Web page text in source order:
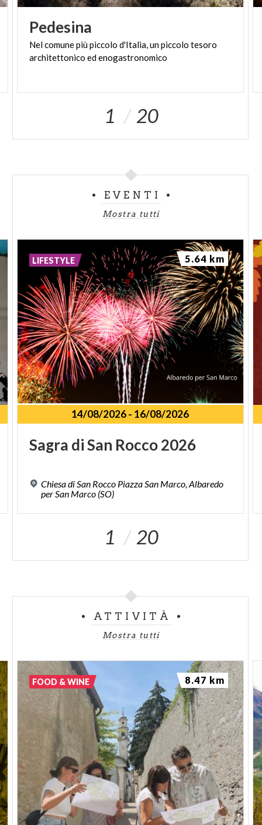
Pedesina
Nelcomunepiùpiccolo d'Italia, unpiccolo tesoro
architettonico edenogastronomico
1 20
EVENTI
Mostra tutti
14/08/2026- 16/08/2026
Sagra diSan Rocco2026
Chiesa di San Rocco Piazza San Marco, Albaredo
per San Marco (SO)
LIFESTYLE 5.64 km
1 20
ATTIVITÀ
Mostra tutti
FOOD & WINE 8.47 km